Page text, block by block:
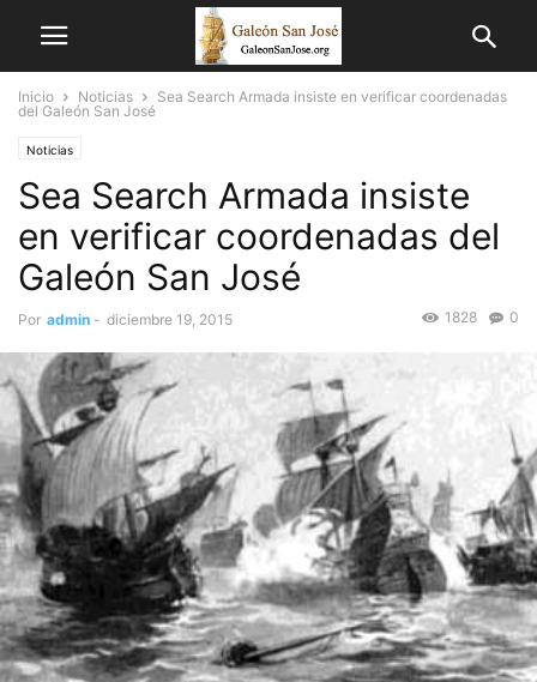
Inicio Noticias
Sea Search Armada insiste en verificar coordenadas
del Galeón San José
Noticias
Sea Search Armada insiste
en verificar coordenadas del
Galeón San José
Por admin - diciembre 19, 2015 0
1828